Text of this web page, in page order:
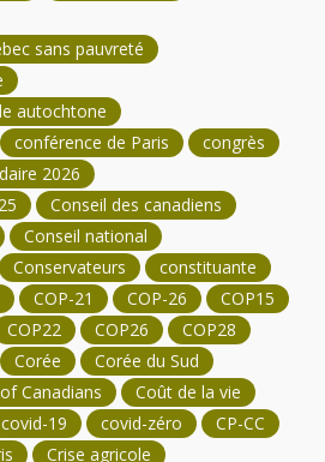
sans pauvreté
autochtone
conférence de Paris
congrès
2026
Conseil des canadiens
Conseil national
Conservateurs
constituante
COP-21 COP-26
COP15
COP22 COP26
COP28
Corée
Corée du Sud
Canadians
Coût de la vie
covid-19 covid-zéro
CP-CC
Crise agricole